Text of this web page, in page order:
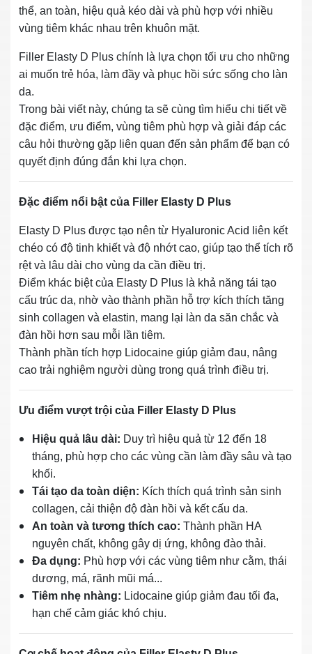
thể, an toàn, hiệu quả kéo dài và phù hợp với nhiều
vùng tiêm khác nhau trên khuôn mặt.
Filler Elasty D Plus chính là lựa chọn tối ưu cho những
ai muốn trẻ hóa, làm đầy và phục hồi sức sống cho làn
da.
Trong bài viết này, chúng ta sẽ cùng tìm hiểu chi tiết về
đặc điểm, ưu điểm, vùng tiêm phù hợp và giải đáp các
câu hỏi thường gặp liên quan đến sản phẩm để bạn có
quyết định đúng đắn khi lựa chọn.
Đặc điểm nổi bật của Filler Elasty D Plus
Elasty D Plus được tạo nên từ Hyaluronic Acid liên kết
chéo có độ tinh khiết và độ nhớt cao, giúp tạo thể tích rõ
rệt và lâu dài cho vùng da cần điều trị.
Điểm khác biệt của Elasty D Plus là khả năng tái tạo
cấu trúc da, nhờ vào thành phần hỗ trợ kích thích tăng
sinh collagen và elastin, mang lại làn da săn chắc và
đàn hồi hơn sau mỗi lần tiêm.
Thành phần tích hợp Lidocaine giúp giảm đau, nâng
cao trải nghiệm người dùng trong quá trình điều trị.
Ưu điểm vượt trội của Filler Elasty D Plus
Hiệu quả lâu dài: Duy trì hiệu quả từ 12 đến 18
tháng, phù hợp cho các vùng cần làm đầy sâu và tạo
khối.
Tái tạo da toàn diện: Kích thích quá trình sản sinh
collagen, cải thiện độ đàn hồi và kết cấu da.
An toàn và tương thích cao: Thành phần HA
nguyên chất, không gây dị ứng, không đào thải.
Đa dụng: Phù hợp với các vùng tiêm như cằm, thái
dương, má, rãnh mũi má...
Tiêm nhẹ nhàng: Lidocaine giúp giảm đau tối đa,
hạn chế cảm giác khó chịu.